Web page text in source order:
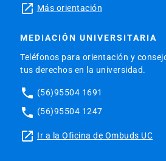
launch Más orientación
MEDIACIÓN UNIVERSITARIA
Teléfonos para orientación y
tus derechos en la universidad.
phone (56)95504 1691
phone (56)95504 1247
launch Ir a la Oficina de Ombuds UC